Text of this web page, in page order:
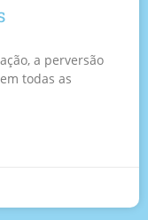
a perversão
todas as